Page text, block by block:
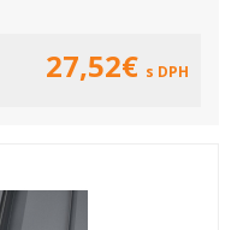
27,52€ s DPH